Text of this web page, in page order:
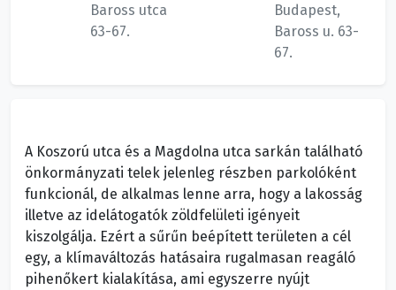
Baross utca
63-67.
Budapest,
Baross u. 63-
67.
A Koszorú utca és a Magdolna utca sarkán található
önkormányzati telek jelenleg részben parkolóként
funkcionál, de alkalmas lenne arra, hogy a lakosság
illetve az idelátogatók zöldfelületi igényeit
kiszolgálja. Ezért a sűrűn beépített területen a cél
egy, a klímaváltozás hatásaira rugalmasan reagáló
pihenőkert kialakítása, ami egyszerre nyújt